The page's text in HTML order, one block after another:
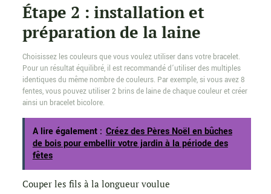
Étape 2 : installation et
préparation de la laine
Choisissez les couleurs que vous voulez utiliser dans votre bracelet.
Pour un résultat équilibré, il est recommandé d’utiliser des multiples
identiques du même nombre de couleurs. Par exemple, si vous avez 8
fentes, vous pouvez utiliser 2 brins de laine de chaque couleur et créer
ainsi un bracelet bicolore.
A lire également : Créez des Pères Noël en bûches
de bois pour embellir votre jardin à la période des
fêtes
Couper les fils à la longueur voulue